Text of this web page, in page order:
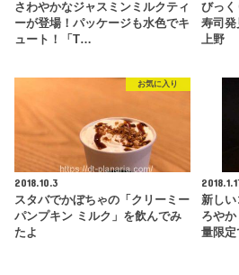
さわやかなジャスミンミルクティ
ーが登場！パッケージも水色でキ
ュート！「T…
びっく
寿司発
上野
お気に入り
2018.10.3
スタバでかぼちゃの「クリーミー
パンプキン ミルク」を飲んでみ
たよ
新しい
ろや
量限